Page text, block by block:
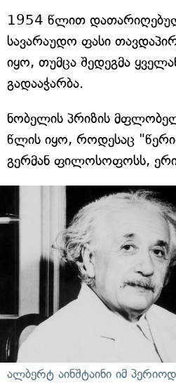
1954 წლით
სავარაუდო ფასი
იყო, თუმცა შედეგმა
გადააჭარბა.
ნობელის პრიზის
წლის იყო, როდესაც
გერმან ფილოსოფოსს,
ალბერტ აინშტაინი იმ